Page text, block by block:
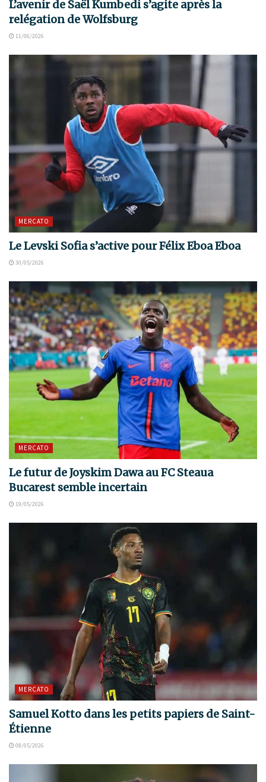
L’avenir de Saël Kumbedi s’agite après la
relégation de Wolfsburg
11/06/2026
MERCATO
Le Levski Sofia s’active pour Félix Eboa Eboa
30/05/2026
MERCATO
Le futur de Joyskim Dawa au FC Steaua
Bucarest semble incertain
19/05/2026
MERCATO
Samuel Kotto dans les petits papiers de Saint-
Étienne
08/05/2026